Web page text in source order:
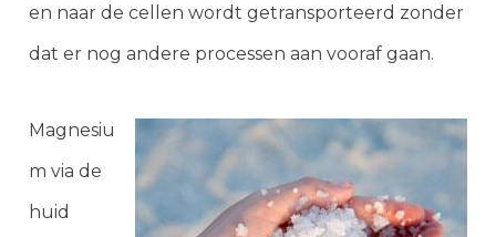
en naar de cellen wordt getransporteerd zonder
dat er nog andere processen aan vooraf gaan.
Magnesiu
m via de
huid